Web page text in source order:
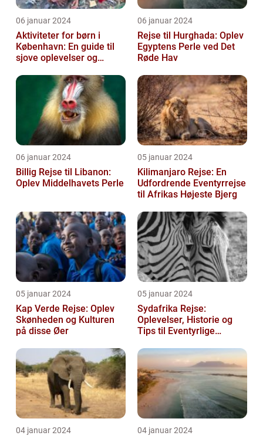
06 januar 2024
Aktiviteter for børn i
København: En guide til
sjove oplevelser og
06 januar 2024
Rejse til Hurghada: Oplev
Egyptens Perle ved Det
Røde Hav
06 januar 2024
Billig Rejse til Libanon:
Oplev Middelhavets Perle
05 januar 2024
Kilimanjaro Rejse: En
Udfordrende Eventyrrejse
til Afrikas Højeste Bjerg
05 januar 2024
Kap Verde Rejse: Oplev
Skønheden og Kulturen
på disse Øer
05 januar 2024
Sydafrika Rejse:
Oplevelser, Historie og
Tips til Eventyrlige
04 januar 2024 04 januar 2024